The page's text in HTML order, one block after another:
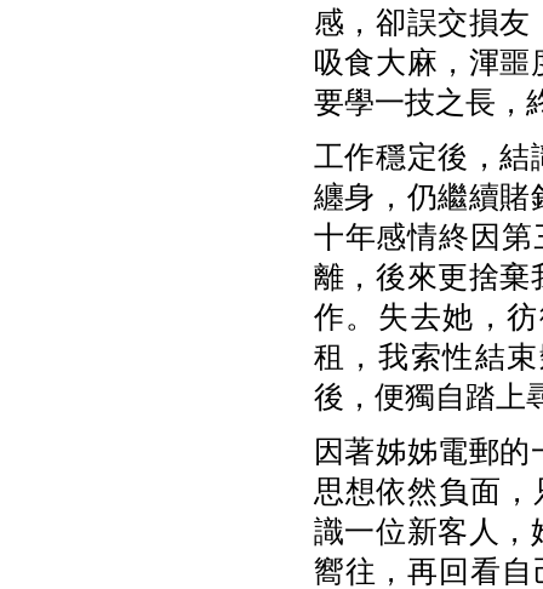
感，卻誤交損友
吸食大麻，渾噩
要學一技之長
工作穩定後，結
纏身，仍繼續賭
十年感情終因
離，後來更捨棄
作。失去她，
租，我索性結
後，便獨自踏
因著姊姊電郵
思想依然負面
識一位新客人，
嚮往，再回看